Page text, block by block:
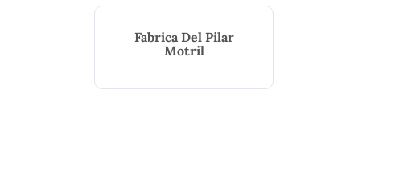
Fabrica Del Pilar
Motril